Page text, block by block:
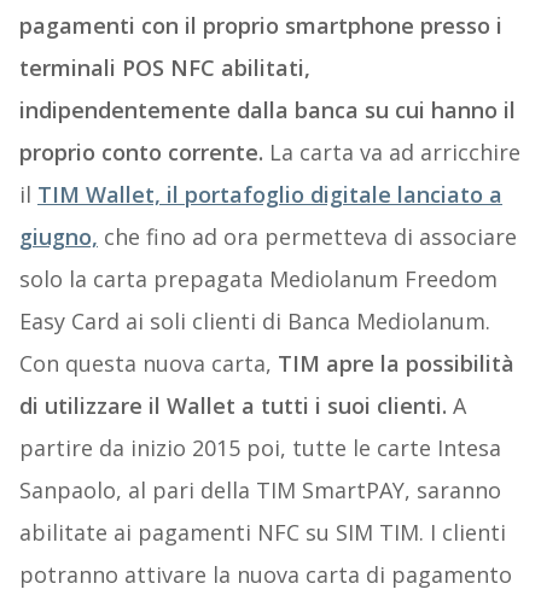
pagamenti con il proprio smartphone presso i
terminali POS NFC abilitati,
indipendentemente dalla banca su cui hanno il
proprio conto corrente. La carta va ad arricchire
il TIM Wallet, il portafoglio digitale lanciato a
giugno, che fino ad ora permetteva di associare
solo la carta prepagata Mediolanum Freedom
Easy Card ai soli clienti di Banca Mediolanum.
Con questa nuova carta, TIM apre la possibilità
di utilizzare il Wallet a tutti i suoi clienti. A
partire da inizio 2015 poi, tutte le carte Intesa
Sanpaolo, al pari della TIM SmartPAY, saranno
abilitate ai pagamenti NFC su SIM TIM. I clienti
potranno attivare la nuova carta di pagamento